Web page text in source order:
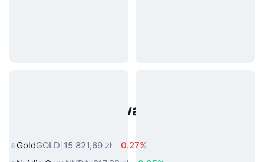
Popularne aktywa ze świata
GoldGOLD 15 821,69 zł
0.27%